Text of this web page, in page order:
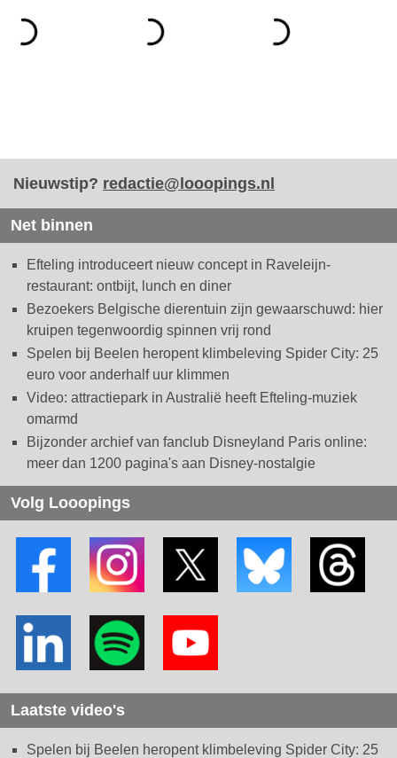
Nieuwstip? redactie@looopings.nl
Net binnen
Efteling introduceert nieuw concept in Raveleijn-
restaurant: ontbijt, lunch en diner
Bezoekers Belgische dierentuin zijn gewaarschuwd: hier
kruipen tegenwoordig spinnen vrij rond
Spelen bij Beelen heropent klimbeleving Spider City: 25
euro voor anderhalf uur klimmen
Video: attractiepark in Australië heeft Efteling-muziek
omarmd
Bijzonder archief van fanclub Disneyland Paris online:
meer dan 1200 pagina's aan Disney-nostalgie
Volg Looopings
Laatste video's
Spelen bij Beelen heropent klimbeleving Spider City: 25